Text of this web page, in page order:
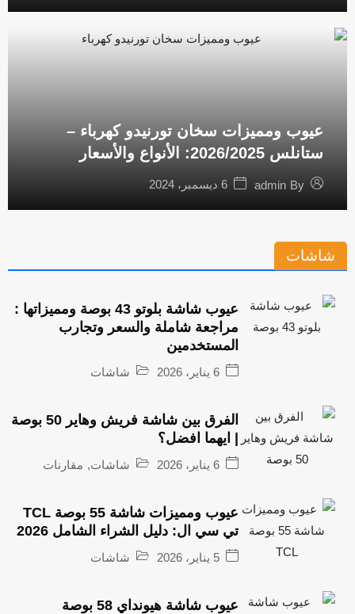
عيوب ومميزات سخان تورنيدو كهرباء –
ستانلس 2026/2025: الأنواع والأسعار
By
admin 6 ديسمبر، 2024
شاشات
عيوب شاشة بلوتو 43 بوصة ومميزاتها :
مراجعة شاملة والسعر وتجارب
المستخدمين
6 يناير، 2026 شاشات
الفرق بين شاشة فريش وهاير 50 بوصة
| ايهما افضل؟
6 يناير، 2026 شاشات, مقارنات
عيوب ومميزات شاشة 55 بوصة TCL
تي سي ال: دليل الشراء الشامل 2026
5 يناير، 2026 شاشات
عيوب شاشة هيونداي 58 بوصة